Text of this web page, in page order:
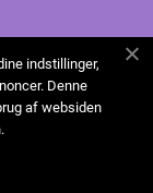
indstillinger,
Denne
af websiden